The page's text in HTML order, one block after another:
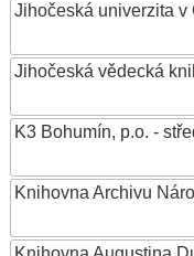
Jihočeská univerzita
Jihočeská vědecká
K3 Bohumín, p.o. -
Knihovna Archivu